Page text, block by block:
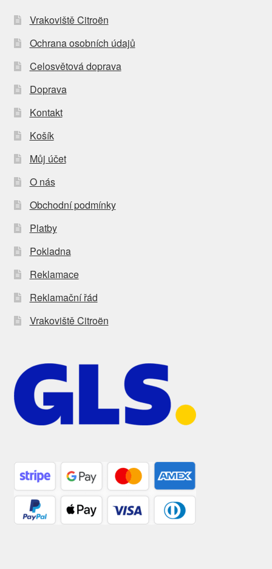
Vrakoviště Citroën
Ochrana osobních údajů
Celosvětová doprava
Doprava
Kontakt
Košík
Můj účet
O nás
Obchodní podmínky
Platby
Pokladna
Reklamace
Reklamační řád
Vrakoviště Citroën